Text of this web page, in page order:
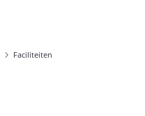
Faciliteiten